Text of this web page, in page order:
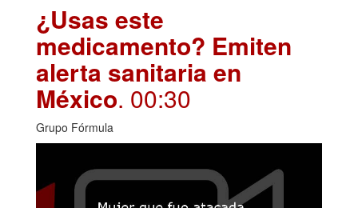
¿Usas este
medicamento? Emiten
alerta sanitaria en
México. 00:30
Grupo Fórmula